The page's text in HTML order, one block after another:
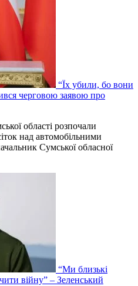
“Їх убили, бо вони
черговою заявою про
області розпочали
над автомобільними
Сумської обласної
“Ми близькі
війну” – Зеленський